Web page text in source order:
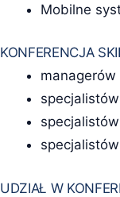
Mobilne
KONFERENCJA
managerów
UDZIAŁ W